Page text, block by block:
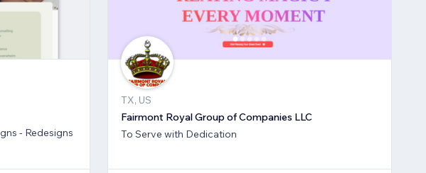
- Redesigns
TX, US
Fairmont Royal Group of Companies LLC
To Serve with Dedication